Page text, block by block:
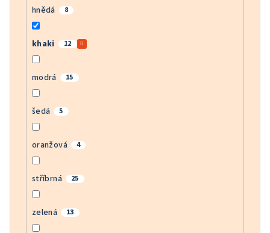
hnědá 8
khaki 12
modrá 15
šedá 5
oranžová 4
stříbrná 25
zelená 13